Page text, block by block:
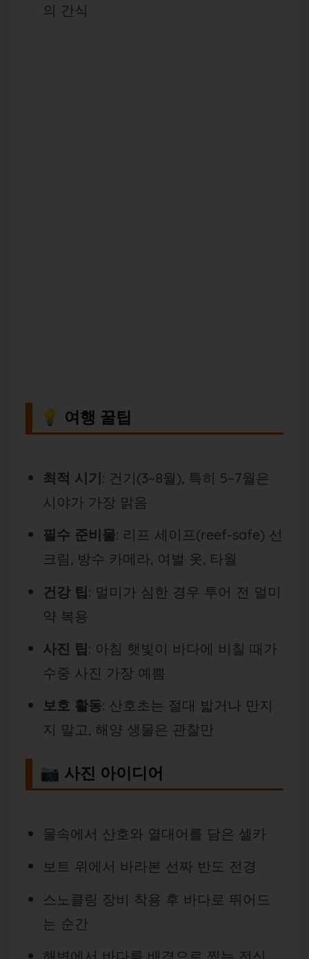
의 간식
💡 여행 꿀팁
최적 시기: 건기(3~8월), 특히 5~7월은
시야가 가장 맑음
필수 준비물: 리프 세이프(reef-safe) 선
크림, 방수 카메라, 여벌 옷, 타월
건강 팁: 멀미가 심한 경우 투어 전 멀미
약 복용
사진 팁: 아침 햇빛이 바다에 비칠 때가
수중 사진 가장 예쁨
보호 활동: 산호초는 절대 밟거나 만지
지 말고, 해양 생물은 관찰만
📷 사진 아이디어
물속에서 산호와 열대어를 담은 셀카
보트 위에서 바라본 선짜 반도 전경
스노클링 장비 착용 후 바다로 뛰어드
는 순간